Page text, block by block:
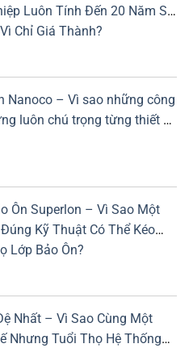
Luôn Tính Đến 20 Năm Sử
Chỉ Giá Thành?
Nanoco – Vì sao những công
luôn chú trọng từng thiết bị
Ôn Superlon – Vì Sao Một
Kỹ Thuật Có Thể Kéo
Lớp Bảo Ôn?
Nhất – Vì Sao Cùng Một
Nhưng Tuổi Thọ Hệ Thống